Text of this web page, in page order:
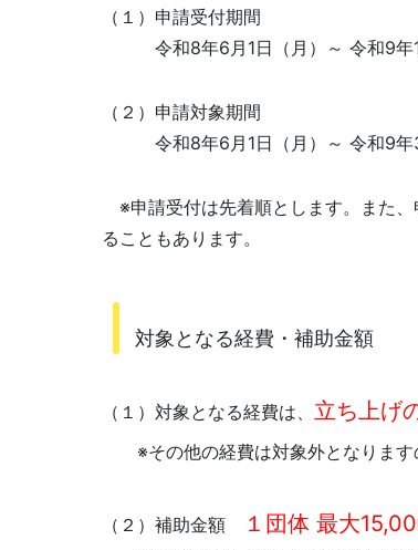
（１）申請受付期間
令和8年6月1日（月）～ 令和9年1
（２）申請対象期間
令和8年6月1日（月）～ 令和9年3
※申請受付は先着順とします。また
ることもあります。
対象となる経費・補助金額
（１）対象となる経費は、 立ち上げ
※その他の経費は対象外となります
（２）補助金額 １団体 最大